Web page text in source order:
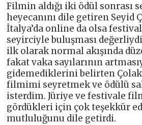
Filmin aldığı iki ödül sonrası
heyecanını dile getiren Seyid
İtalya’da online da olsa
seyirciyle buluşması
ilk olarak normal akışında
fakat vaka sayılarının
gidemediklerini belirten
filmimi seyretmek ve ödülü
isterdim. Jüriye ve festivale
gördükleri için çok teşekkür
mutluluğunu dile getirdi.